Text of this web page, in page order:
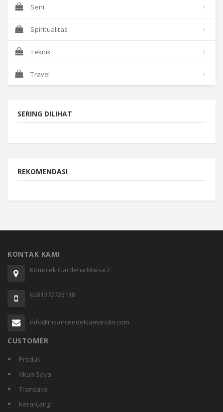
Seni
Spiritualitas
Teknik
Travel
SERING DILIHAT
REKOMENDASI
KONTAK KAMI
Komplek Gardena Maisa 2
6281372725118
info@insancendekiamandiri.com
CUSTOMER
Produk
Akun Saya
Transaksi
Keranjang